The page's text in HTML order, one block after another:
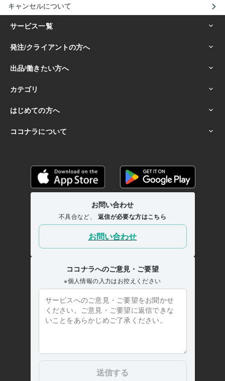
キャンセルについて